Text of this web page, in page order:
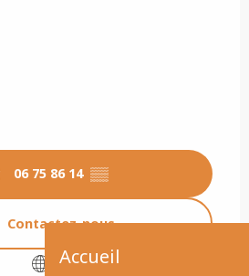
Accueil
06 75 86 14 ▒▒
Contactez-nous